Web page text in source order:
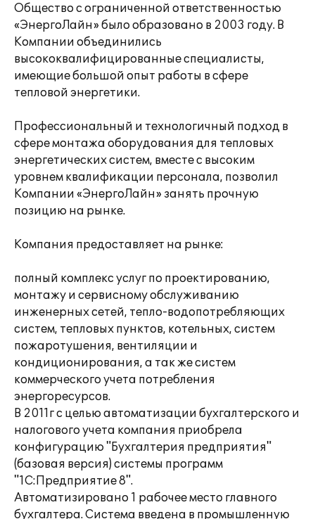
Общество с ограниченной ответственностью
«ЭнергоЛайн» было образовано в 2003 году. В
Компании объединились
высококвалифицированные специалисты,
имеющие большой опыт работы в сфере
тепловой энергетики.
Профессиональный и технологичный подход в
сфере монтажа оборудования для тепловых
энергетических систем, вместе с высоким
уровнем квалификации персонала, позволил
Компании «ЭнергоЛайн» занять прочную
позицию на рынке.
Компания предоставляет на рынке:
полный комплекс услуг по проектированию,
монтажу и сервисному обслуживанию
инженерных сетей, тепло-водопотребляющих
систем, тепловых пунктов, котельных, систем
пожаротушения, вентиляции и
кондиционирования, а так же систем
коммерческого учета потребления
энергоресурсов.
В 2011г с целью автоматизации бухгалтерского и
налогового учета компания приобрела
конфигурацию "Бухгалтерия предприятия"
(базовая версия) системы программ
"1С:Предприятие 8".
Автоматизировано 1 рабочее место главного
бухгалтера. Система введена в промышленную